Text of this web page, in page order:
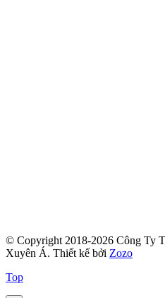
© Copyright 2018-2026 Công Ty
Xuyên Á. Thiết kế bởi Zozo
Top